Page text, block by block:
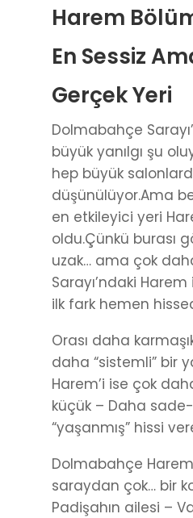
Harem
En Sessiz
Gerçek Yeri
Dolmabahçe
büyük yanılgı şu
hep büyük
düşünülüyor.Ama
en etkileyici yeri
oldu.Çünkü burası
uzak… ama çok
Sarayı’ndaki Harem
ilk fark hemen
Orası daha
daha “sistemli” bir
Harem’i ise çok
küçük – Daha
“yaşanmış” hissi
Dolmabahçe
saraydan çok… bir
Padişahın ailesi –